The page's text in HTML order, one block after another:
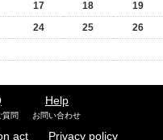
17 18
19
24 25
26
質問
Help
お問い合わせ
act Privacy policy